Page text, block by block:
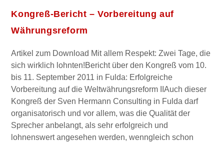
Kongreß-Bericht – Vorbereitung auf
Währungsreform
Artikel zum Download Mit allem Respekt: Zwei Tage, die
sich wirklich lohnten!Bericht über den Kongreß vom 10.
bis 11. September 2011 in Fulda: Erfolgreiche
Vorbereitung auf die Weltwährungsreform IIAuch dieser
Kongreß der Sven Hermann Consulting in Fulda darf
organisatorisch und vor allem, was die Qualität der
Sprecher anbelangt, als sehr erfolgreich und
lohnenswert angesehen werden, wenngleich schon